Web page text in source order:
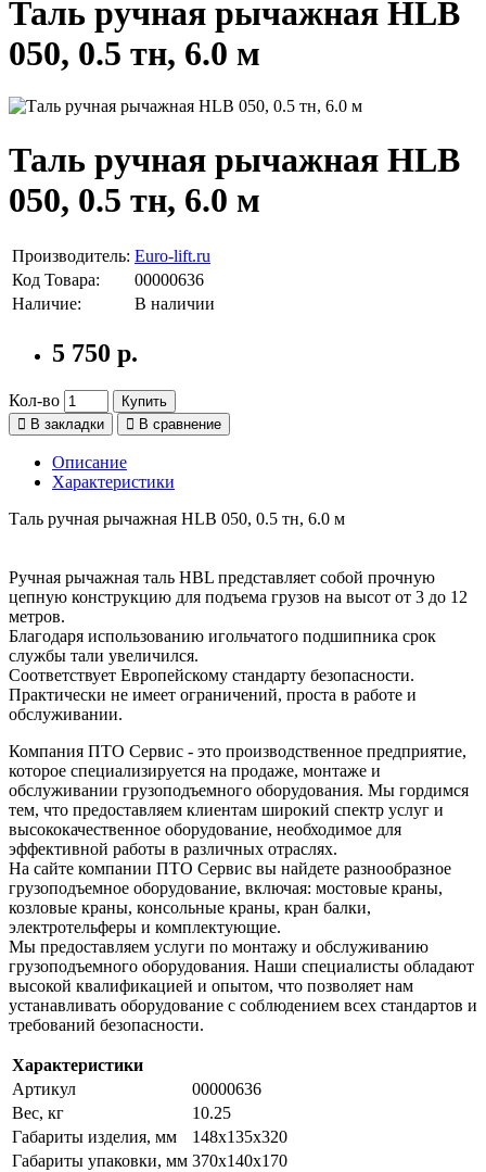
Таль ручная рычажная HLB
050, 0.5 тн, 6.0 м
Таль ручная рычажная HLB
050, 0.5 тн, 6.0 м
Производитель: Euro-lift.ru
Код Товара:
00000636
Наличие:
В наличии
5 750 р.
Кол-во
Купить
В закладки
В сравнение
Описание
Характеристики
Таль ручная рычажная HLB 050, 0.5 тн, 6.0 м
Ручная рычажная таль HBL представляет собой прочную
цепную конструкцию для подъема грузов на высот от 3 до 12
метров.
Благодаря использованию игольчатого подшипника срок
службы тали увеличился.
Соответствует Европейскому стандарту безопасности.
Практически не имеет ограничений, проста в работе и
обслуживании.
Компания ПТО Сервис - это производственное предприятие,
которое специализируется на продаже, монтаже и
обслуживании грузоподъемного оборудования. Мы гордимся
тем, что предоставляем клиентам широкий спектр услуг и
высококачественное оборудование, необходимое для
эффективной работы в различных отраслях.
На сайте компании ПТО Сервис вы найдете разнообразное
грузоподъемное оборудование, включая: мостовые краны,
козловые краны, консольные краны, кран балки,
электротельферы и комплектующие.
Мы предоставляем услуги по монтажу и обслуживанию
грузоподъемного оборудования. Наши специалисты обладают
высокой квалификацией и опытом, что позволяет нам
устанавливать оборудование с соблюдением всех стандартов и
требований безопасности.
Характеристики
Артикул
00000636
Вес, кг
10.25
Габариты изделия, мм
148х135х320
Габариты упаковки, мм 370х140х170